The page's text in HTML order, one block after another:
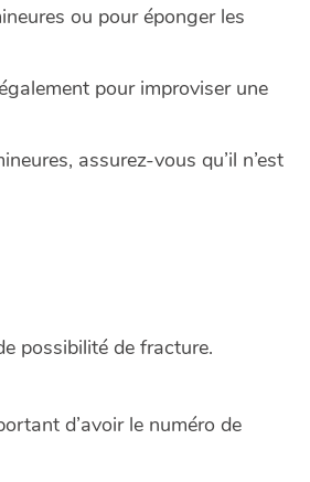
ou pour éponger les
pour improviser une
assurez-vous qu’il n’est
possibilité de fracture.
d’avoir le numéro de